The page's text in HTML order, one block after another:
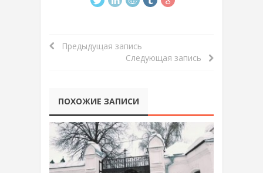
Предыдущая запись
Следующая запись
ПОХОЖИЕ ЗАПИСИ